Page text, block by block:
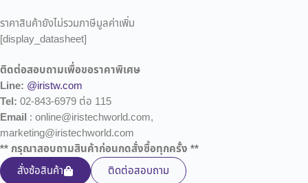
ราคาสินค้ายังไม่รวมภาษีมูลค่าเพิ่ม
[display_datasheet]
ติดต่อสอบถามเพื่อขอราคาพิเศษ
Line: @iristw.com
Tel: 02-843-6979 ต่อ 115
Email : online@iristechworld.com,
marketing@iristechworld.com
** กรุณาสอบถามสินค้าก่อนกดสั่งซื้อทุกครั้ง **
สั่งซ้อสินค้า
ติดต่อสอบถาม